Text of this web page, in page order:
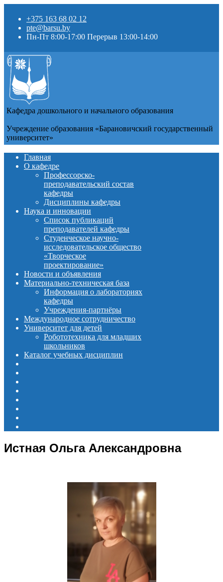
+375 163 68 02 12
pte@barsu.by
Пн-Пт 8:00-17:00 Перерыв 13:00-14:00
Кафедра дошкольного и начального образования
Учреждение образования «Барановичский государственный
университет»
Главная
О кафедре
Профессорско-
преподавательский состав
кафедры
Дисциплины кафедры
Наука и инновации
Список публикаций
преподавателей кафедры
Студенческое научно-
исследовательское общество
«Творческое
проектирование»
Новости и объявления
Материально-техническая база
Информация о лабораториях
кафедры
Учреждения-партнёры
Международное сотрудничество
Университет для детей
Робототехника для младших
школьников
Каталог учебных дисциплин
Истная Ольга Александровна